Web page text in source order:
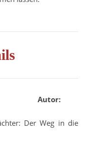
Autor:
Der Weg in die